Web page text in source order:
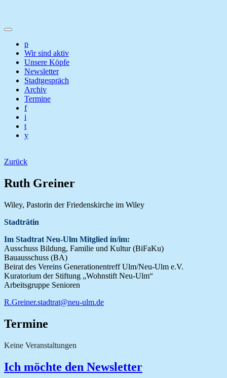
p
Wir sind aktiv
Unsere Köpfe
Newsletter
Stadtgespräch
Archiv
Termine
f
i
t
y
Zurück
Ruth Greiner
Wiley, Pastorin der Friedenskirche im Wiley
Stadträtin
Im Stadtrat Neu-Ulm Mitglied in/im:
Ausschuss Bildung, Familie und Kultur (BiFaKu)
Bauausschuss (BA)
Beirat des Vereins Generationentreff Ulm/Neu-Ulm e.V.
Kuratorium der Stiftung „Wohnstift Neu-Ulm“
Arbeitsgruppe Senioren
R.Greiner.stadtrat@neu-ulm.de
Termine
Keine Veranstaltungen
Ich möchte den Newsletter